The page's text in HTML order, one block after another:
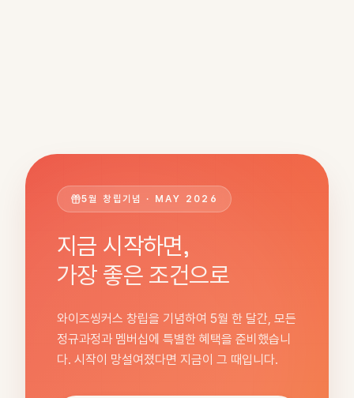
5월 창립기념 · MAY 2026
지금 시작하면,
가장 좋은 조건으로
와이즈씽커스 창립을 기념하여 5월 한 달간, 모든
정규과정과 멤버십에 특별한 혜택을 준비했습니
다. 시작이 망설여졌다면 지금이 그 때입니다.